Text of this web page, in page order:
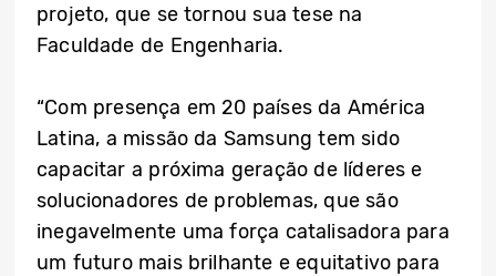
projeto, que se tornou sua tese na
Faculdade de Engenharia.
“Com presença em 20 países da América
Latina, a missão da Samsung tem sido
capacitar a próxima geração de líderes e
solucionadores de problemas, que são
inegavelmente uma força catalisadora para
um futuro mais brilhante e equitativo para